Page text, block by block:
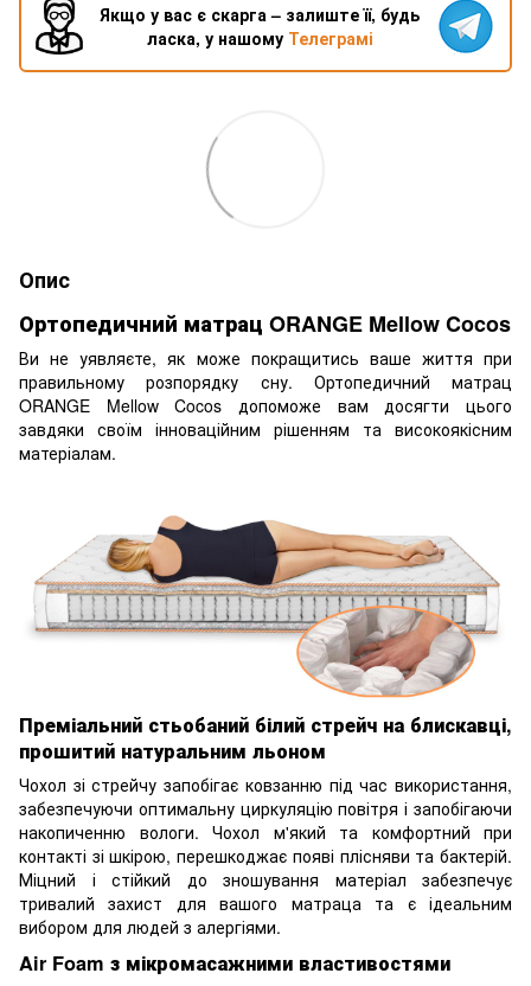
Якщо у вас є скарга – залиште її, будь
ласка, у нашому Телеграмі
Опис
Ортопедичний матрац ORANGE Mellow Cocos
Ви не уявляєте, як може покращитись ваше життя при
правильному розпорядку сну. Ортопедичний матрац
ORANGE Mellow Cocos допоможе вам досягти цього
завдяки своїм інноваційним рішенням та високоякісним
матеріалам.
Преміальний стьобаний білий стрейч на блискавці,
прошитий натуральним льоном
Чохол зі стрейчу запобігає ковзанню під час використання,
забезпечуючи оптимальну циркуляцію повітря і запобігаючи
накопиченню вологи. Чохол м'який та комфортний при
контакті зі шкірою, перешкоджає появі плісняви та бактерій.
Міцний і стійкий до зношування матеріал забезпечує
тривалий захист для вашого матраца та є ідеальним
вибором для людей з алергіями.
Air Foam з мікромасажними властивостями